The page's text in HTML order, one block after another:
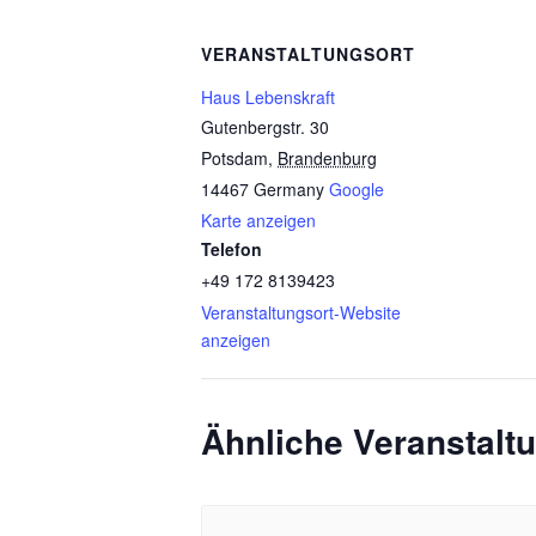
VERANSTALTUNGSORT
Haus Lebenskraft
Gutenbergstr. 30
Potsdam, Brandenburg
14467 Germany Google
Karte anzeigen
Telefon
+49 172 8139423
Veranstaltungsort-Website
anzeigen
Ähnliche